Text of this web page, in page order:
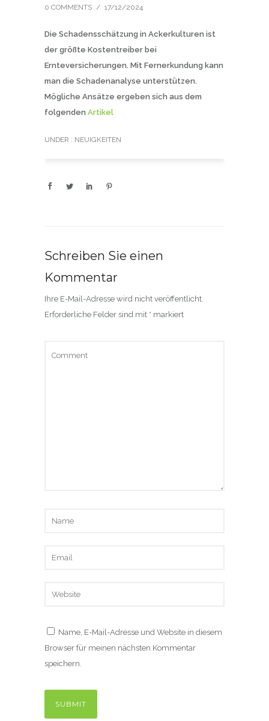
0 COMMENTS / 17/12/2024
Die Schadensschätzung in Ackerkulturen ist
der größte Kostentreiber bei
Ernteversicherungen. Mit Fernerkundung kann
man die Schadenanalyse unterstützen.
Mögliche Ansätze ergeben sich aus dem
folgenden Artikel
UNDER : NEUIGKEITEN
Schreiben Sie einen
Kommentar
Ihre E-Mail-Adresse wird nicht veröffentlicht.
Erforderliche Felder sind mit * markiert
Name, E-Mail-Adresse und Website in diesem
Browser für meinen nächsten Kommentar
speichern.